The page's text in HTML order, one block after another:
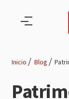
Ruta
Inicio Blog